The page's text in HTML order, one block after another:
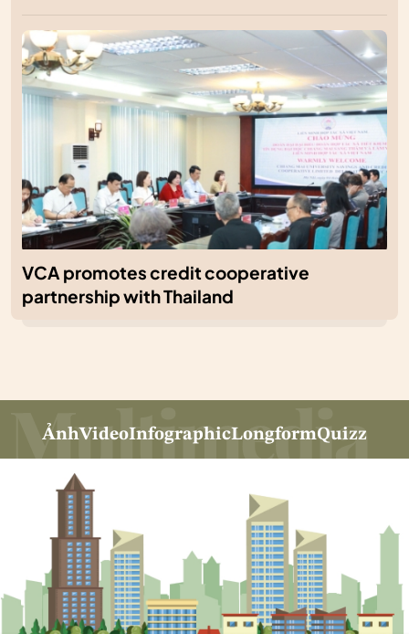
VCA promotes credit cooperative
partnership with Thailand
ẢnhVideoInfographicLongformQuizz